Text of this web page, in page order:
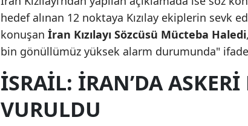
İzmir
Kars
hedef alınan 12 noktaya Kızılay ekiplerin sevk
konuşan İran Kızılayı Sözcüsü Mücteba Haledi
bin gönüllümüz yüksek alarm durumunda"
İSRAIL: İRAN’DA ASKERI
VURULDU